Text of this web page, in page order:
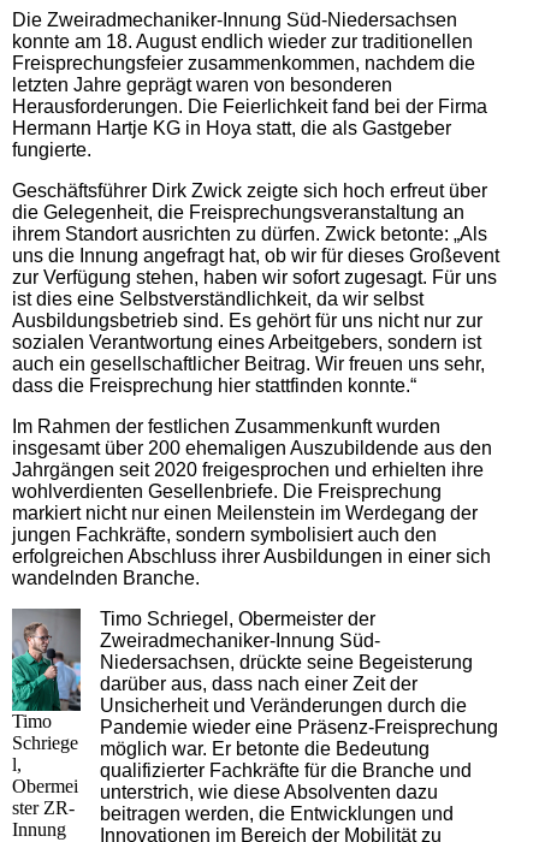
Die Zweiradmechaniker-Innung Süd-Niedersachsen
konnte am 18. August endlich wieder zur traditionellen
Freisprechungsfeier zusammenkommen, nachdem die
letzten Jahre geprägt waren von besonderen
Herausforderungen. Die Feierlichkeit fand bei der Firma
Hermann Hartje KG in Hoya statt, die als Gastgeber
fungierte.
Geschäftsführer Dirk Zwick zeigte sich hoch erfreut über
die Gelegenheit, die Freisprechungsveranstaltung an
ihrem Standort ausrichten zu dürfen. Zwick betonte: „Als
uns die Innung angefragt hat, ob wir für dieses Großevent
zur Verfügung stehen, haben wir sofort zugesagt. Für uns
ist dies eine Selbstverständlichkeit, da wir selbst
Ausbildungsbetrieb sind. Es gehört für uns nicht nur zur
sozialen Verantwortung eines Arbeitgebers, sondern ist
auch ein gesellschaftlicher Beitrag. Wir freuen uns sehr,
dass die Freisprechung hier stattfinden konnte.“
Im Rahmen der festlichen Zusammenkunft wurden
insgesamt über 200 ehemaligen Auszubildende aus den
Jahrgängen seit 2020 freigesprochen und erhielten ihre
wohlverdienten Gesellenbriefe. Die Freisprechung
markiert nicht nur einen Meilenstein im Werdegang der
jungen Fachkräfte, sondern symbolisiert auch den
erfolgreichen Abschluss ihrer Ausbildungen in einer sich
wandelnden Branche.
Timo
Schriege
l,
Obermei
ster ZR-
Innung
Timo Schriegel, Obermeister der
Zweiradmechaniker-Innung Süd-
Niedersachsen, drückte seine Begeisterung
darüber aus, dass nach einer Zeit der
Unsicherheit und Veränderungen durch die
Pandemie wieder eine Präsenz-Freisprechung
möglich war. Er betonte die Bedeutung
qualifizierter Fachkräfte für die Branche und
unterstrich, wie diese Absolventen dazu
beitragen werden, die Entwicklungen und
Innovationen im Bereich der Mobilität zu